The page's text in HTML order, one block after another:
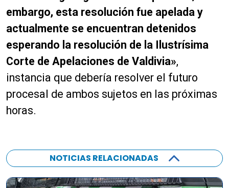
embargo, esta resolución fue apelada y
actualmente se encuentran detenidos
esperando la resolución de la Ilustrísima
Corte de Apelaciones de Valdivia»,
instancia que debería resolver el futuro
procesal de ambos sujetos en las próximas
horas.
NOTICIAS RELACIONADAS